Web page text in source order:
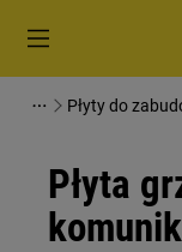
Płyty do
Płyta